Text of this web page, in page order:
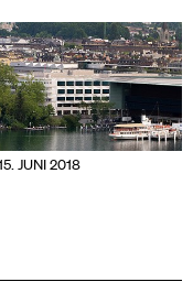
JUNI 2018